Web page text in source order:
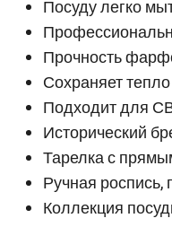
Посуду легко
Прочность
Сохраняет
Подходит для
Исторический
Тарелка с
Ручная роспись,
Коллекция